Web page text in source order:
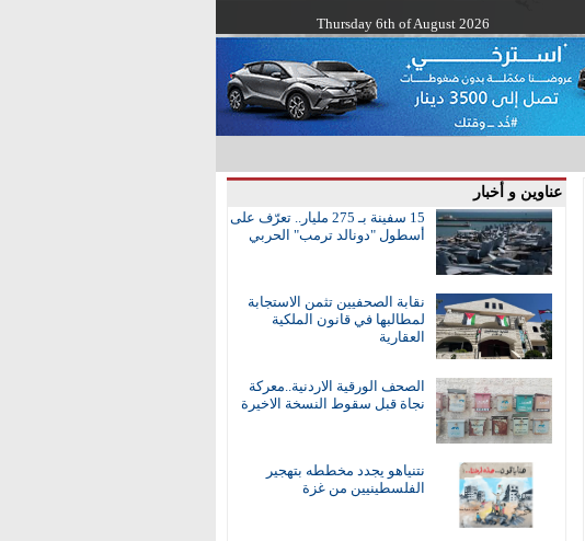
Thursday 6th of August 2026
عناوين و أخبار
15 سفينة بـ 275 مليار.. تعرّف على
أسطول "دونالد ترمب" الحربي
نقابة الصحفيين تثمن الاستجابة
لمطالبها في قانون الملكية
العقارية
الصحف الورقية الاردنية..معركة
نجاة قبل سقوط النسخة الاخيرة
نتنياهو يجدد مخططه بتهجير
الفلسطينيين من غزة